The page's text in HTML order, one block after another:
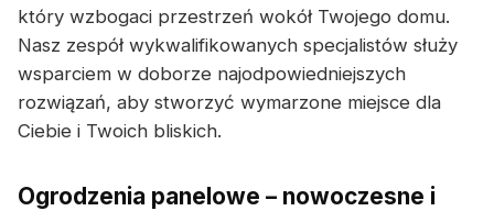
który wzbogaci przestrzeń wokół Twojego domu.
Nasz zespół wykwalifikowanych specjalistów służy
wsparciem w doborze najodpowiedniejszych
rozwiązań, aby stworzyć wymarzone miejsce dla
Ciebie i Twoich bliskich.
Ogrodzenia panelowe – nowoczesne i